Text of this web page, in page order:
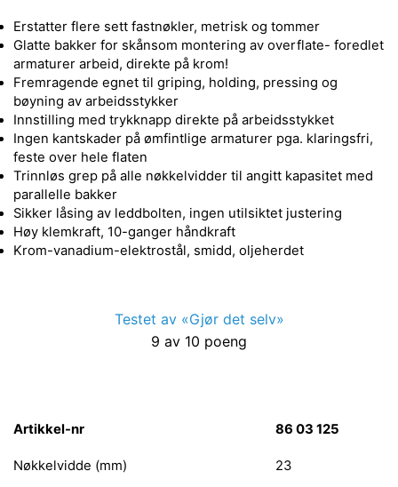
Erstatter flere sett fastnøkler, metrisk og tommer
Glatte bakker for skånsom montering av overflate- foredlet
armaturer arbeid, direkte på krom!
Fremragende egnet til griping, holding, pressing og
bøyning av arbeidsstykker
Innstilling med trykknapp direkte på arbeidsstykket
Ingen kantskader på ømfintlige armaturer pga. klaringsfri,
feste over hele flaten
Trinnløs grep på alle nøkkelvidder til angitt kapasitet med
parallelle bakker
Sikker låsing av leddbolten, ingen utilsiktet justering
Høy klemkraft, 10-ganger håndkraft
Krom-vanadium-elektrostål, smidd, oljeherdet
Testet av «Gjør det selv»
9 av 10 poeng
Artikkel-nr 86 03 125
Nøkkelvidde (mm) 23